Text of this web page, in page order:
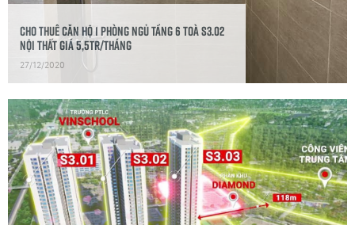
Cho thuê căn hộ 1 phòng ngủ tầng 6 toà S3.02
Nội thất giá 5,5tr/tháng
27/12/2020